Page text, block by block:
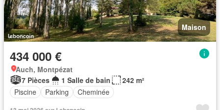
Maison
434 000 €
Auch, Montpézat
7 Pièces
1 Salle de bain
242 m²
Piscine
Parking Cheminée